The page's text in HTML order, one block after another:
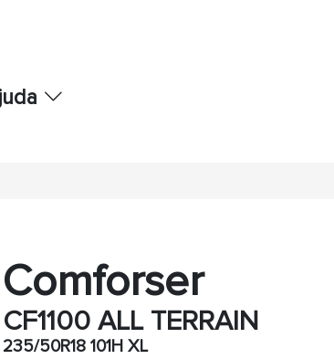
Comforser
CF1100 ALL TERRAIN
235/50R18 101H XL